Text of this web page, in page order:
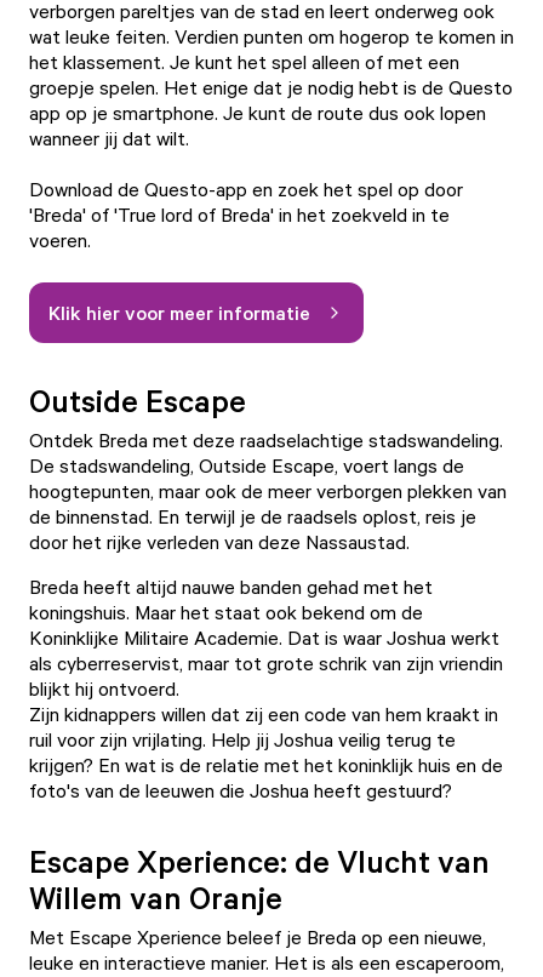
verborgen pareltjes van de stad en leert onderweg ook
wat leuke feiten. Verdien punten om hogerop te komen in
het klassement. Je kunt het spel alleen of met een
groepje spelen. Het enige dat je nodig hebt is de Questo
app op je smartphone. Je kunt de route dus ook lopen
wanneer jij dat wilt.
Download de Questo-app en zoek het spel op door
'Breda' of 'True lord of Breda' in het zoekveld in te
voeren.
Klik hier voor meer informatie
Outside Escape
Ontdek Breda met deze raadselachtige stadswandeling.
De stadswandeling, Outside Escape, voert langs de
hoogtepunten, maar ook de meer verborgen plekken van
de binnenstad. En terwijl je de raadsels oplost, reis je
door het rijke verleden van deze Nassaustad.
Breda heeft altijd nauwe banden gehad met het
koningshuis. Maar het staat ook bekend om de
Koninklijke Militaire Academie. Dat is waar Joshua werkt
als cyberreservist, maar tot grote schrik van zijn vriendin
blijkt hij ontvoerd.
Zijn kidnappers willen dat zij een code van hem kraakt in
ruil voor zijn vrijlating. Help jij Joshua veilig terug te
krijgen? En wat is de relatie met het koninklijk huis en de
foto's van de leeuwen die Joshua heeft gestuurd?
Escape Xperience: de Vlucht van
Willem van Oranje
Met Escape Xperience beleef je Breda op een nieuwe,
leuke en interactieve manier. Het is als een escaperoom,